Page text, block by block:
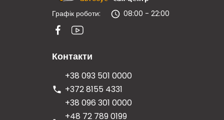
Графік роботи: 08:00 - 22:00
Контакти
+38 093 501 0000
+372 8155 4331
+38 096 301 0000
+48 72 789 0199